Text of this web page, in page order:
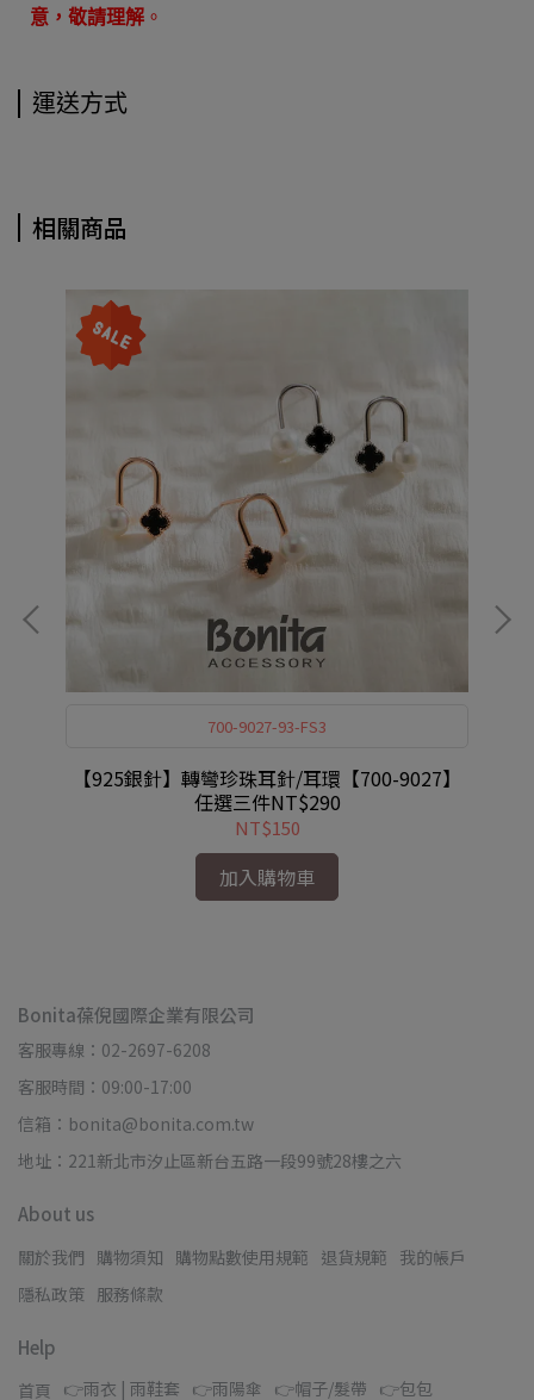
意，敬請理解 。
運送方式
相關商品
700-9027-93-FS3
【925銀針】轉彎珍珠耳針/耳環【700-9027】
任選三件NT$290
NT$150
加入購物車
Bonita葆倪國際企業有限公司
客服專線：02-2697-6208
客服時間：09:00-17:00
信箱：bonita@bonita.com.tw
地址：221新北市汐止區新台五路一段99號28樓之六
About us
關於我們 購物須知 購物點數使用規範 退貨規範 我的帳戶
隱私政策 服務條款
Help
首頁 👉雨衣 | 雨鞋套 👉雨陽傘 👉帽子/髮帶 👉包包